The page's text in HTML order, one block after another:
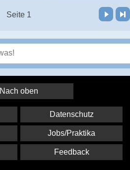
Seite 1
Vor Letzte Seite
Nach oben
Datenschutz
Jobs/Praktika
Feedback